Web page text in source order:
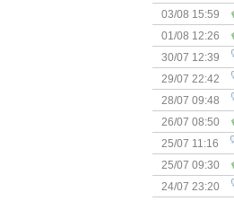
Kapitein Boe
03/08 15:59
01/08 12:26
30/07 12:39
29/07 22:42
28/07 09:48
26/07 08:50
25/07 11:16
25/07 09:30
Uitbreiding:
24/07 23:20